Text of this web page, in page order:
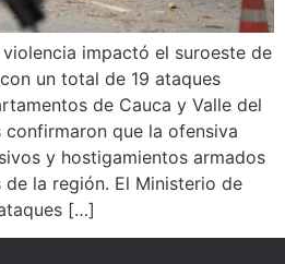
impactó el suroeste de
un total de 19 ataques
de Cauca y Valle del
confirmaron que la ofensiva
y hostigamientos armados
la región. El Ministerio de
[…]